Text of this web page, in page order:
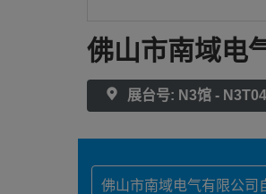
佛山市南域电
展台号: N3馆 - N3T04
佛山市南域电气有限公司